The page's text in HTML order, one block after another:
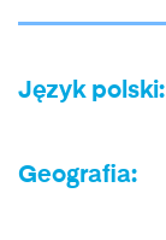
Język polski:
Geografia: